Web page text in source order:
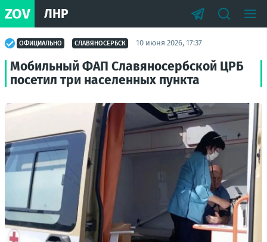
ZOV ЛНР
ОФИЦИАЛЬНО СЛАВЯНОСЕРБСК 10 июня 2026, 17:37
Мобильный ФАП Славяносербской ЦРБ
посетил три населенных пункта